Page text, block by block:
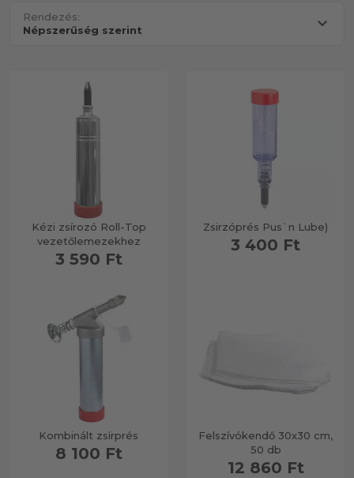
Olaj eltávolítás
Kenőanyag
Rendezés:
Kézi zsírozó Roll-Top
vezetőlemezekhez
3 590 Ft
Zsirzóprés Pus`n Lube)
3 400 Ft
Kombinált zsírprés
8 100 Ft
Felszívókendő 30x30 cm,
50 db
12 860 Ft